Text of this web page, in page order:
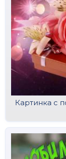
Картинка с